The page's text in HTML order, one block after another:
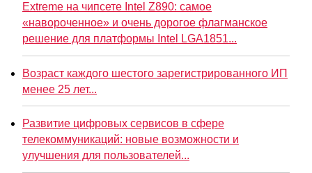
Extreme на чипсете Intel Z890: самое
«навороченное» и очень дорогое флагманское
решение для платформы Intel LGA1851...
Возраст каждого шестого зарегистрированного ИП
менее 25 лет...
Развитие цифровых сервисов в сфере
телекоммуникаций: новые возможности и
улучшения для пользователей...